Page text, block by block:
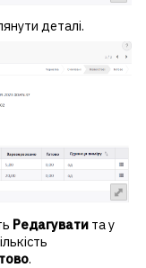
деталі.
Редагувати та у
.